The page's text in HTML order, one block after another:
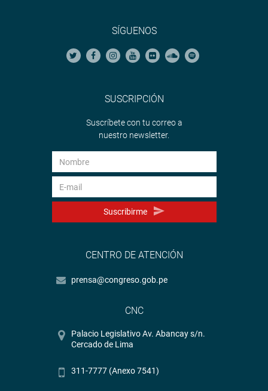
SÍGUENOS
SUSCRIPCIÓN
Suscríbete con tu correo a
nuestro newsletter.
Suscribirme
CENTRO DE ATENCIÓN
prensa@congreso.gob.pe
CNC
Palacio Legislativo Av. Abancay s/n.
Cercado de Lima
311-7777 (Anexo 7541)